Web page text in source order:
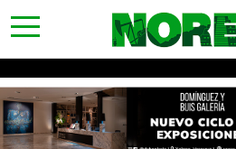
toggle
navigation